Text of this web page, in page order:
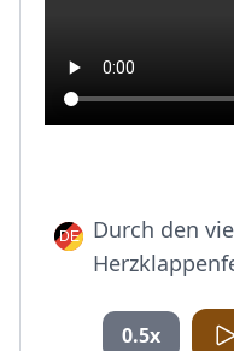
Durch den
0.5x